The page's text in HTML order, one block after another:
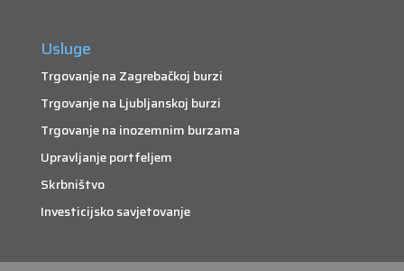
Usluge
Trgovanje na Zagrebačkoj burzi
Trgovanje na Ljubljanskoj burzi
Trgovanje na inozemnim burzama
Upravljanje portfeljem
Skrbništvo
Investicijsko savjetovanje